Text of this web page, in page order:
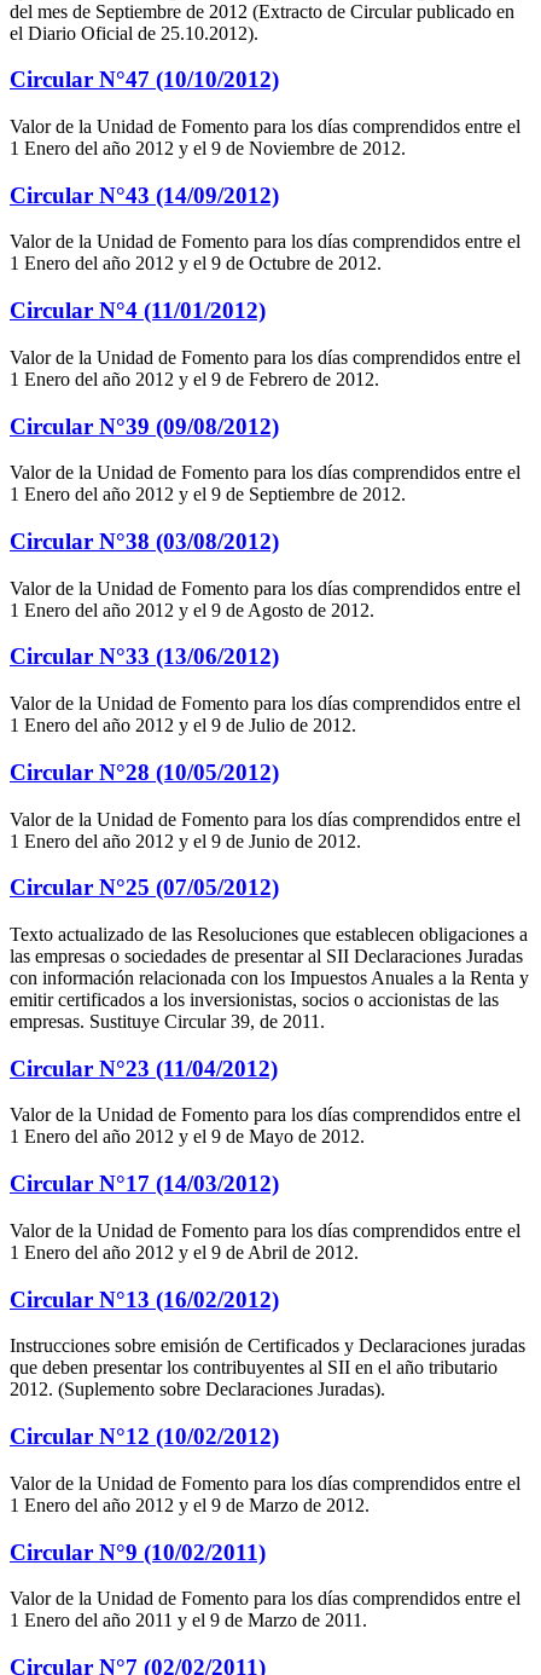
del mes de Septiembre de 2012 (Extracto de Circular publicado en
el Diario Oficial de 25.10.2012).
Circular N°47 (10/10/2012)
Valor de la Unidad de Fomento para los días comprendidos entre el
1 Enero del año 2012 y el 9 de Noviembre de 2012.
Circular N°43 (14/09/2012)
Valor de la Unidad de Fomento para los días comprendidos entre el
1 Enero del año 2012 y el 9 de Octubre de 2012.
Circular N°4 (11/01/2012)
Valor de la Unidad de Fomento para los días comprendidos entre el
1 Enero del año 2012 y el 9 de Febrero de 2012.
Circular N°39 (09/08/2012)
Valor de la Unidad de Fomento para los días comprendidos entre el
1 Enero del año 2012 y el 9 de Septiembre de 2012.
Circular N°38 (03/08/2012)
Valor de la Unidad de Fomento para los días comprendidos entre el
1 Enero del año 2012 y el 9 de Agosto de 2012.
Circular N°33 (13/06/2012)
Valor de la Unidad de Fomento para los días comprendidos entre el
1 Enero del año 2012 y el 9 de Julio de 2012.
Circular N°28 (10/05/2012)
Valor de la Unidad de Fomento para los días comprendidos entre el
1 Enero del año 2012 y el 9 de Junio de 2012.
Circular N°25 (07/05/2012)
Texto actualizado de las Resoluciones que establecen obligaciones a
las empresas o sociedades de presentar al SII Declaraciones Juradas
con información relacionada con los Impuestos Anuales a la Renta y
emitir certificados a los inversionistas, socios o accionistas de las
empresas. Sustituye Circular 39, de 2011.
Circular N°23 (11/04/2012)
Valor de la Unidad de Fomento para los días comprendidos entre el
1 Enero del año 2012 y el 9 de Mayo de 2012.
Circular N°17 (14/03/2012)
Valor de la Unidad de Fomento para los días comprendidos entre el
1 Enero del año 2012 y el 9 de Abril de 2012.
Circular N°13 (16/02/2012)
Instrucciones sobre emisión de Certificados y Declaraciones juradas
que deben presentar los contribuyentes al SII en el año tributario
2012. (Suplemento sobre Declaraciones Juradas).
Circular N°12 (10/02/2012)
Valor de la Unidad de Fomento para los días comprendidos entre el
1 Enero del año 2012 y el 9 de Marzo de 2012.
Circular N°9 (10/02/2011)
Valor de la Unidad de Fomento para los días comprendidos entre el
1 Enero del año 2011 y el 9 de Marzo de 2011.
Circular N°7 (02/02/2011)